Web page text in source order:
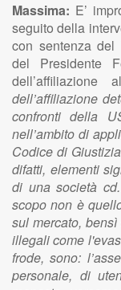
Massima: E’
seguito della
con sentenza del
del Presidente
dell’affiliazione
confronti della
nell’ambito di
Codice di
difatti, elementi
di una società
scopo non è
sul mercato,
illegali come
frode, sono:
personale, di